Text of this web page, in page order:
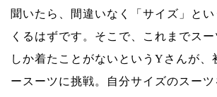
聞いたら、間違いなく「サイズ」と
くるはずです。そこで、これまでス
しか着たことがないというYさんが、
ースーツに挑戦。自分サイズのスー